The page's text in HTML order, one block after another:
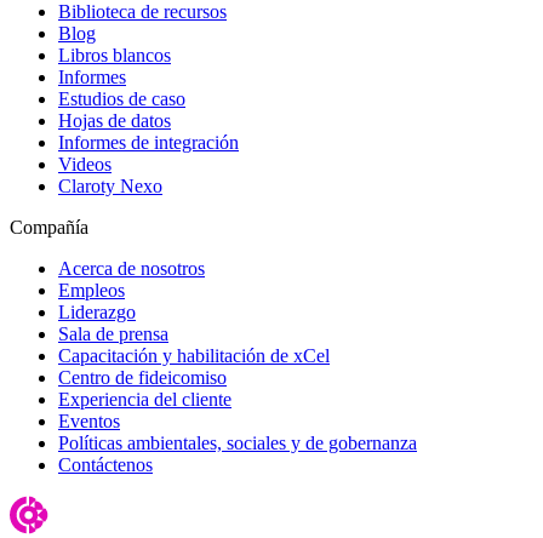
Biblioteca de recursos
Blog
Libros blancos
Informes
Estudios de caso
Hojas de datos
Informes de integración
Videos
Claroty Nexo
Compañía
Acerca de nosotros
Empleos
Liderazgo
Sala de prensa
Capacitación y habilitación de xCel
Centro de fideicomiso
Experiencia del cliente
Eventos
Políticas ambientales, sociales y de gobernanza
Contáctenos